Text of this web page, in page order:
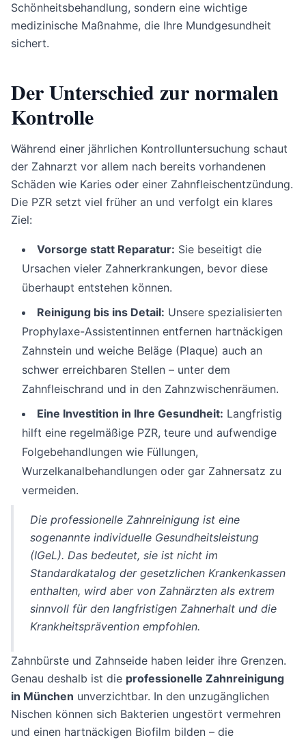
Schönheitsbehandlung, sondern eine wichtige
medizinische Maßnahme, die Ihre Mundgesundheit
sichert.
Der Unterschied zur normalen
Kontrolle
Während einer jährlichen Kontrolluntersuchung schaut
der Zahnarzt vor allem nach bereits vorhandenen
Schäden wie Karies oder einer Zahnfleischentzündung.
Die PZR setzt viel früher an und verfolgt ein klares
Ziel:
Vorsorge statt Reparatur: Sie beseitigt die
Ursachen vieler Zahnerkrankungen, bevor diese
überhaupt entstehen können.
Reinigung bis ins Detail: Unsere spezialisierten
Prophylaxe-Assistentinnen entfernen hartnäckigen
Zahnstein und weiche Beläge (Plaque) auch an
schwer erreichbaren Stellen – unter dem
Zahnfleischrand und in den Zahnzwischenräumen.
Eine Investition in Ihre Gesundheit: Langfristig
hilft eine regelmäßige PZR, teure und aufwendige
Folgebehandlungen wie Füllungen,
Wurzelkanalbehandlungen oder gar Zahnersatz zu
vermeiden.
Die professionelle Zahnreinigung ist eine
sogenannte individuelle Gesundheitsleistung
(IGeL). Das bedeutet, sie ist nicht im
Standardkatalog der gesetzlichen Krankenkassen
enthalten, wird aber von Zahnärzten als extrem
sinnvoll für den langfristigen Zahnerhalt und die
Krankheitsprävention empfohlen.
Zahnbürste und Zahnseide haben leider ihre Grenzen.
Genau deshalb ist die professionelle Zahnreinigung
in München unverzichtbar. In den unzugänglichen
Nischen können sich Bakterien ungestört vermehren
und einen hartnäckigen Biofilm bilden – die